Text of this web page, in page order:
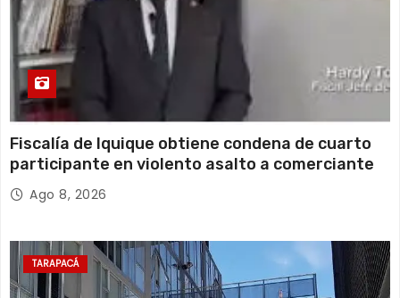
Fiscalía de Iquique obtiene condena de cuarto
participante en violento asalto a comerciante
Ago 8, 2026
TARAPACÁ